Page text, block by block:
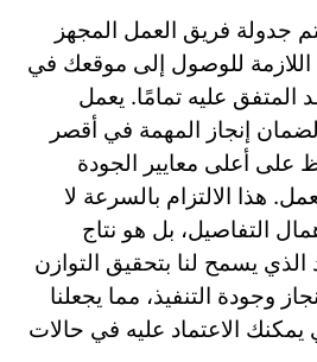
جدولة فريق العمل المجهز
اللازمة للوصول إلى موقعك في
عليه تمامًا. يعمل
إنجاز المهمة في أقصر
أعلى معايير الجودة
هذا الالتزام بالسرعة لا
التفاصيل، بل هو نتاج
الذي يسمح لنا بتحقيق التوازن
وجودة التنفيذ، مما يجعلنا
الاعتماد عليه في حالات